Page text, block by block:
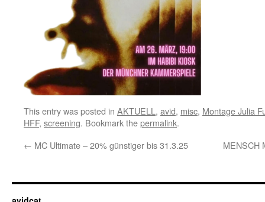
This entry was posted in AKTUELL , avid, misc, Montage Julia
HFF, screening. Bookmark thepermalink.
← MC Ultimate – 20% günstiger bis 31.3.25 MENSCH